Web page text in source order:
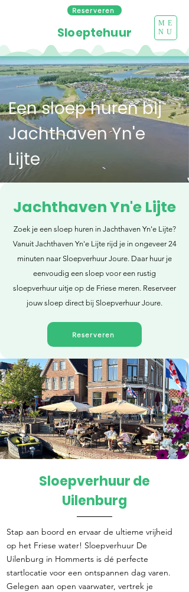
Reserveren
ME
NU
Sloeptehuur
Een sloep huren bij
Jachthaven Yn'e
Lijte
Jachthaven Yn'e Lijte
Zoek je een sloep huren in Jachthaven Yn'e Lijte?
Vanuit Jachthaven Yn'e Lijte rijd je in ongeveer 24
minuten naar Sloepverhuur Joure. Daar huur je
eenvoudig een sloep voor een rustig
sloepverhuur uitje op de Friese meren. Reserveer
jouw sloep direct bij Sloepverhuur Joure.
Reserveren
Direct reserveren
Sloepverhuur de
Uilenburg
Stap aan boord en ervaar de ultieme vrijheid
op het Friese water! Sloepverhuur De
Uilenburg in Hommerts is dé perfecte
startlocatie voor een ontspannen dag varen.
Gelegen aan open vaarwater, vertrek je